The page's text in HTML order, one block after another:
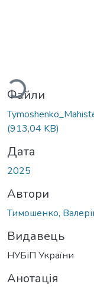
Файли
(913,04 KB)
Дата
2025
Автори
Тимошенко,
Видавець
НУБіП України
Анотація